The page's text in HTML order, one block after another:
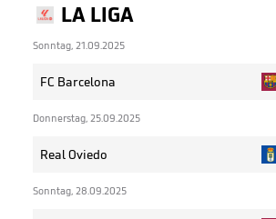
LA LIGA
Sonntag, 21.09.2025
FC Barcelona
Donnerstag, 25.09.2025
Real Oviedo
Sonntag, 28.09.2025